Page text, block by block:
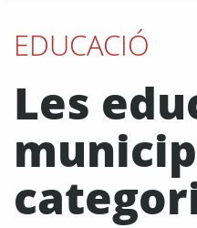
EDUCACIÓ
Les